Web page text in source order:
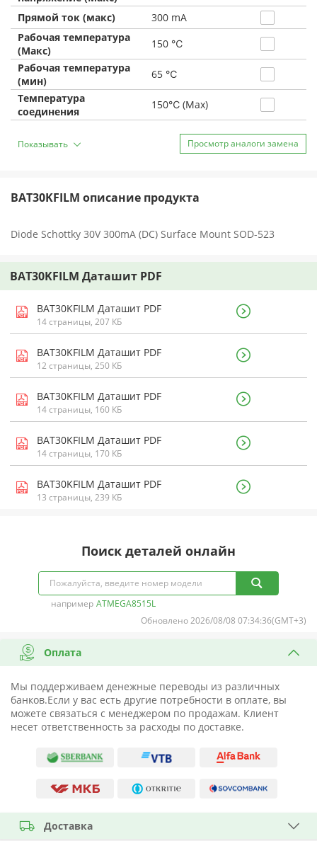
Прямой ток (макс)
300 mA
Рабочая температура
(Макс)
150 ℃
Рабочая температура
(мин)
65 ℃
Температура
соединения
150℃ (Max)
Показывать Просмотр аналоги замена
BAT30KFILM описание продукта
Diode Schottky 30V 300mA (DC) Surface Mount SOD-523
BAT30KFILM Даташит PDF
BAT30KFILM Даташит PDF
14 страницы, 207 КБ
BAT30KFILM Даташит PDF
12 страницы, 250 КБ
BAT30KFILM Даташит PDF
14 страницы, 160 КБ
BAT30KFILM Даташит PDF
14 страницы, 170 КБ
BAT30KFILM Даташит PDF
13 страницы, 239 КБ
Поиск деталей онлайн
например ATMEGA8515L
Обновлено 2026/08/08 07:34:36(GMT+3)
Оплата
Мы поддерживаем денежные переводы из различных
банков.Если у вас есть другие потребности в оплате, вы
можете связаться с менеджером по продажам. Клиент
несет ответственность за расходы по доставке.
Доставка